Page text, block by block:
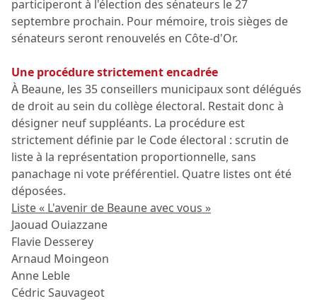
participeront à l'élection des sénateurs le 27
septembre prochain. Pour mémoire, trois sièges de
sénateurs seront renouvelés en Côte-d'Or.
Une procédure strictement encadrée
À Beaune, les 35 conseillers municipaux sont délégués
de droit au sein du collège électoral. Restait donc à
désigner neuf suppléants. La procédure est
strictement définie par le Code électoral : scrutin de
liste à la représentation proportionnelle, sans
panachage ni vote préférentiel. Quatre listes ont été
déposées.
Liste « L'avenir de Beaune avec vous »
Jaouad Ouiazzane
Flavie Desserey
Arnaud Moingeon
Anne Leble
Cédric Sauvageot